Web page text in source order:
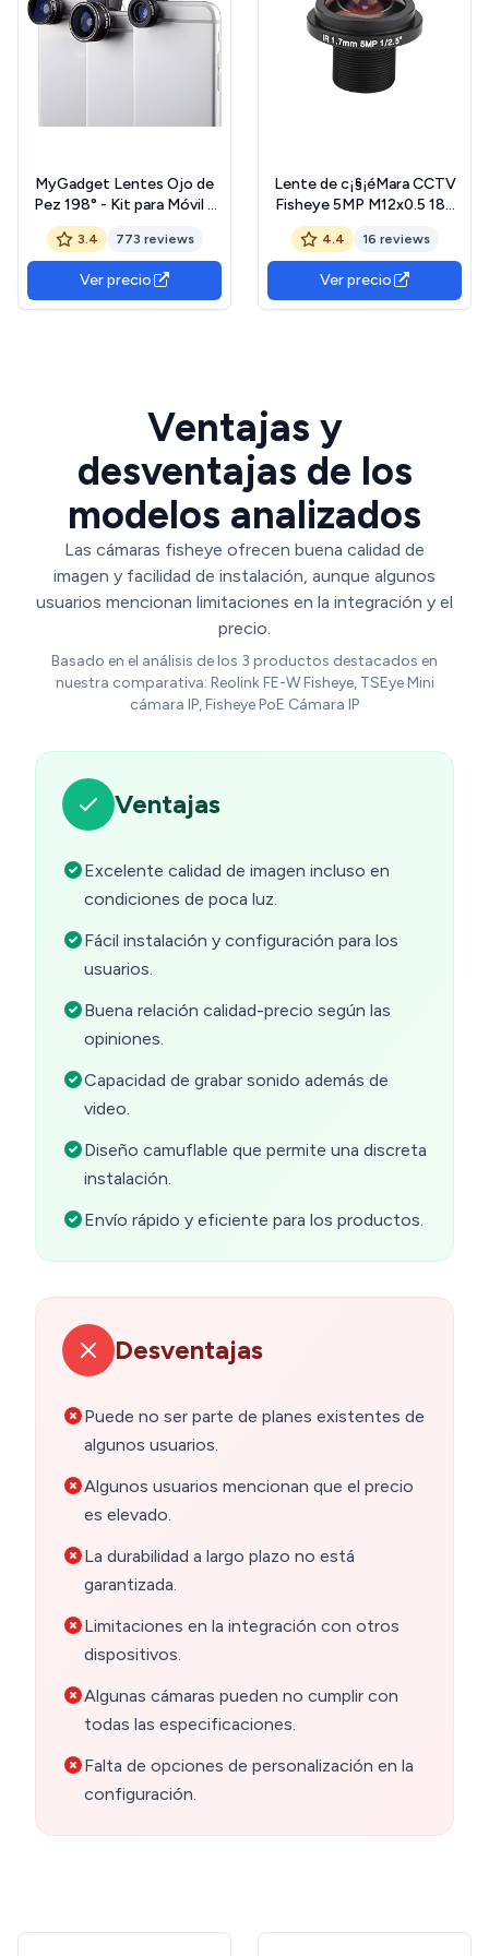
MyGadget Lentes Ojo de
Pez 198° - Kit para Móvil 3
en 1 - Gran Angular 0.65x y
Macro 10x - para Tablet
Smartphone Samsung
Galaxy Apple iPhone
Huawei Xiaomi
3.4 773 reviews
Ver precio
Lente de c¡§¡éMara CCTV
Fisheye 5MP M12x0.5 185
?? Gran Angular 1.7 mm
Lente Focal de Seguridad
Focal para c¡§¡éMara de Ojo
de
4.4 16 reviews
Ver precio
Ventajas y
desventajas de los
modelos analizados
Las cámaras fisheye ofrecen buena calidad de
imagen y facilidad de instalación, aunque algunos
usuarios mencionan limitaciones en la integración y el
precio.
Basado en el análisis de los 3 productos destacados en
nuestra comparativa: Reolink FE-W Fisheye, TSEye Mini
cámara IP, Fisheye PoE Cámara IP
Ventajas
Excelente calidad de imagen incluso en
condiciones de poca luz.
Fácil instalación y configuración para los
usuarios.
Buena relación calidad-precio según las
opiniones.
Capacidad de grabar sonido además de
video.
Diseño camuflable que permite una discreta
instalación.
Envío rápido y eficiente para los productos.
Desventajas
Puede no ser parte de planes existentes de
algunos usuarios.
Algunos usuarios mencionan que el precio
es elevado.
La durabilidad a largo plazo no está
garantizada.
Limitaciones en la integración con otros
dispositivos.
Algunas cámaras pueden no cumplir con
todas las especificaciones.
Falta de opciones de personalización en la
configuración.